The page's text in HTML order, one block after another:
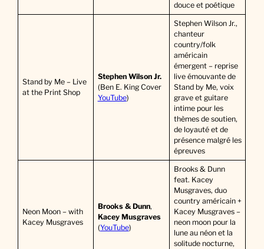
douce et poétique
Stand by Me – Live
at the Print Shop
Stephen Wilson Jr.
(Ben E. King Cover
YouTube)
Stephen Wilson Jr.,
chanteur
country/folk
américain
émergent – reprise
live émouvante de
Stand by Me, voix
grave et guitare
intime pour les
thèmes de soutien,
de loyauté et de
présence malgré les
épreuves
Neon Moon – with
Kacey Musgraves
Brooks & Dunn,
Kacey Musgraves
(YouTube)
Brooks & Dunn
feat. Kacey
Musgraves, duo
country américain +
Kacey Musgraves –
neon moon pour la
lune au néon et la
solitude nocturne,